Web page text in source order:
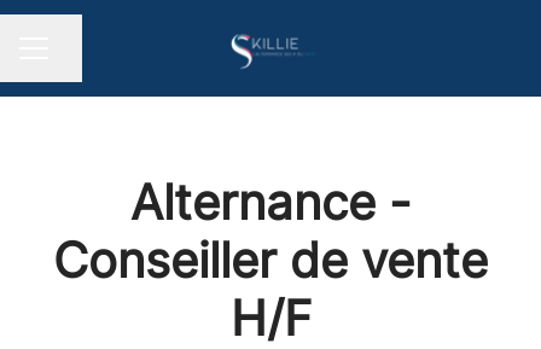
Alternance -
Conseiller de vente
H/F